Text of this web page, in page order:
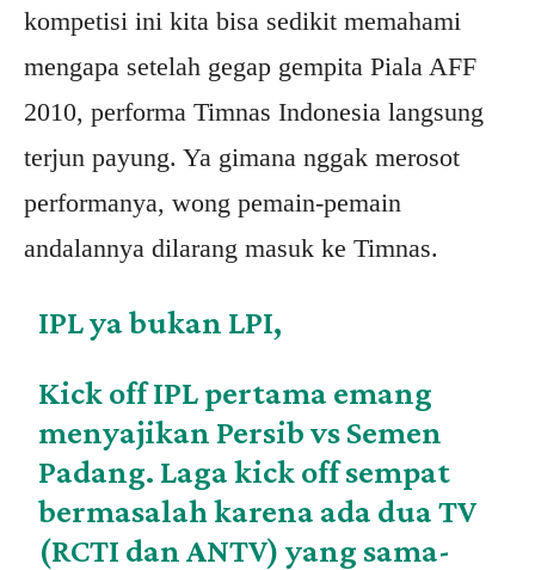
kompetisi ini kita bisa sedikit memahami
mengapa setelah gegap gempita Piala AFF
2010, performa Timnas Indonesia langsung
terjun payung. Ya gimana nggak merosot
performanya, wong pemain-pemain
andalannya dilarang masuk ke Timnas.
IPL ya bukan LPI,
Kick off IPL pertama emang
menyajikan Persib vs Semen
Padang. Laga kick off sempat
bermasalah karena ada dua TV
(RCTI dan ANTV) yang sama-